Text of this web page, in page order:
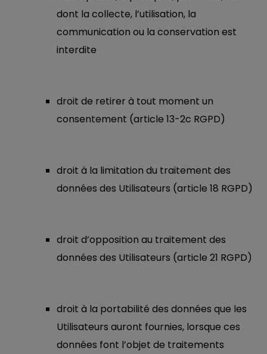
dont la collecte, l’utilisation, la
communication ou la conservation est
interdite
droit de retirer à tout moment un
consentement (article 13-2c RGPD)
droit à la limitation du traitement des
données des Utilisateurs (article 18 RGPD)
droit d’opposition au traitement des
données des Utilisateurs (article 21 RGPD)
droit à la portabilité des données que les
Utilisateurs auront fournies, lorsque ces
données font l’objet de traitements